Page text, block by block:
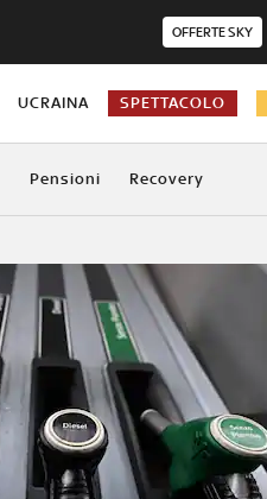
OFFERTE SKY
UCRAINA SPETTACOLO
Pensioni Recovery